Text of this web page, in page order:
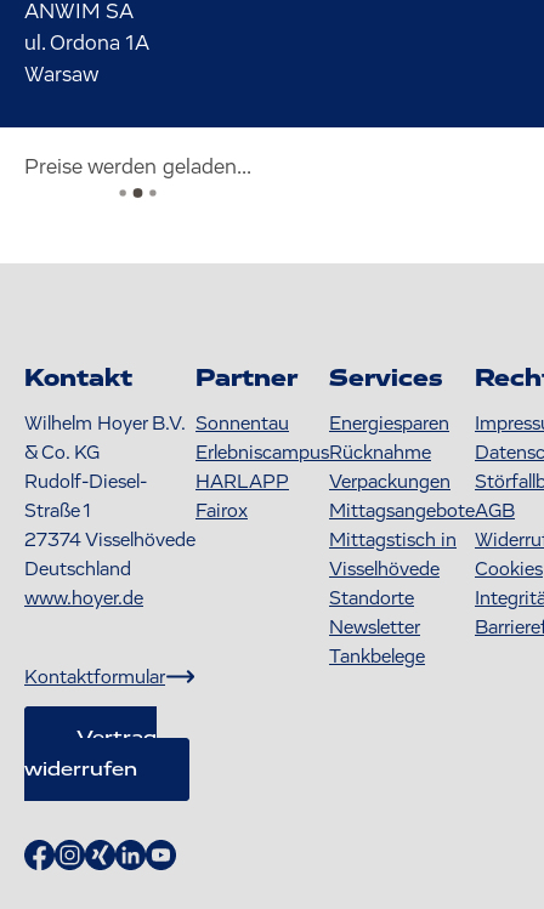
ANWIM SA
ul. Ordona 1A
Warsaw
Preise werden geladen...
Kontakt
Wilhelm Hoyer B.V.
& Co. KG
Rudolf-Diesel-
Straße 1
27374Visselhövede
Deutschland
www.hoyer.de
Kontaktformular
Vertrag
widerrufen
Partner
Sonnentau
Erlebniscampus
HARLAPP
Fairox
Services
Energiesparen
Rücknahme
Verpackungen
Mittagsangebote
Mittagstisch in
Visselhövede
Standorte
Newsletter
Tankbelege
AGB
Cookies